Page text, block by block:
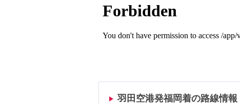
羽田空港発福岡着の路線情報